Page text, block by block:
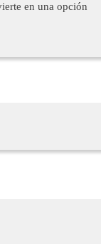
en una opción